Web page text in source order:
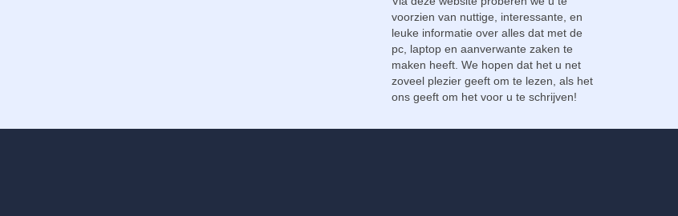
voorzien van nuttige, interessante, en
leuke informatie over alles dat met de
pc, laptop en aanverwante zaken te
maken heeft. We hopen dat het u net
zoveel plezier geeft om te lezen, als het
ons geeft om het voor u te schrijven!